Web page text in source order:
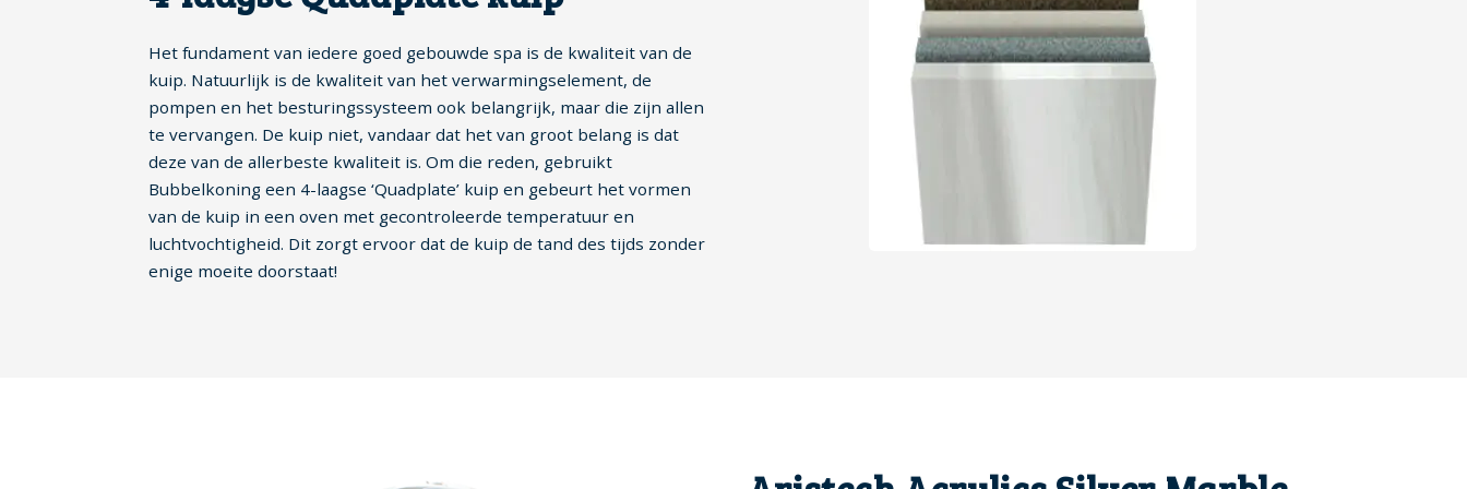
Het fundament van iedere goed gebouwde spa is de kwaliteit van de
kuip. Natuurlijk is de kwaliteit van het verwarmingselement, de
pompen en het besturingssysteem ook belangrijk, maar die zijn allen
te vervangen. De kuip niet, vandaar dat het van groot belang is dat
deze van de allerbeste kwaliteit is. Om die reden, gebruikt
Bubbelkoning een 4-laagse ‘Quadplate’ kuip en gebeurt het vormen
van de kuip in een oven met gecontroleerde temperatuur en
luchtvochtigheid. Dit zorgt ervoor dat de kuip de tand des tijds zonder
enige moeite doorstaat!